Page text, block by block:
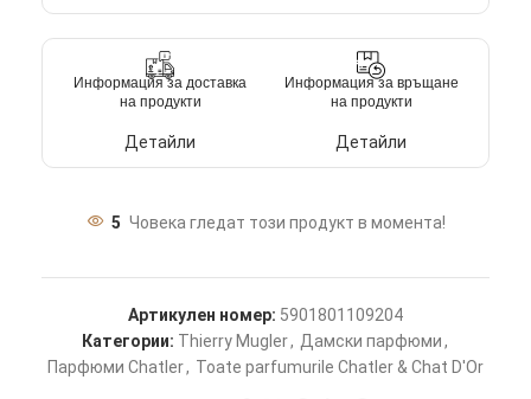
Информация за доставка
на продукти
Детайли
Информация за връщане
на продукти
Детайли
5 Човека гледат този продукт в момента!
Артикулен номер: 5901801109204
Категории: Thierry Mugler, Дамски парфюми,
Парфюми Chatler, Toate parfumurile Chatler & Chat D'Or